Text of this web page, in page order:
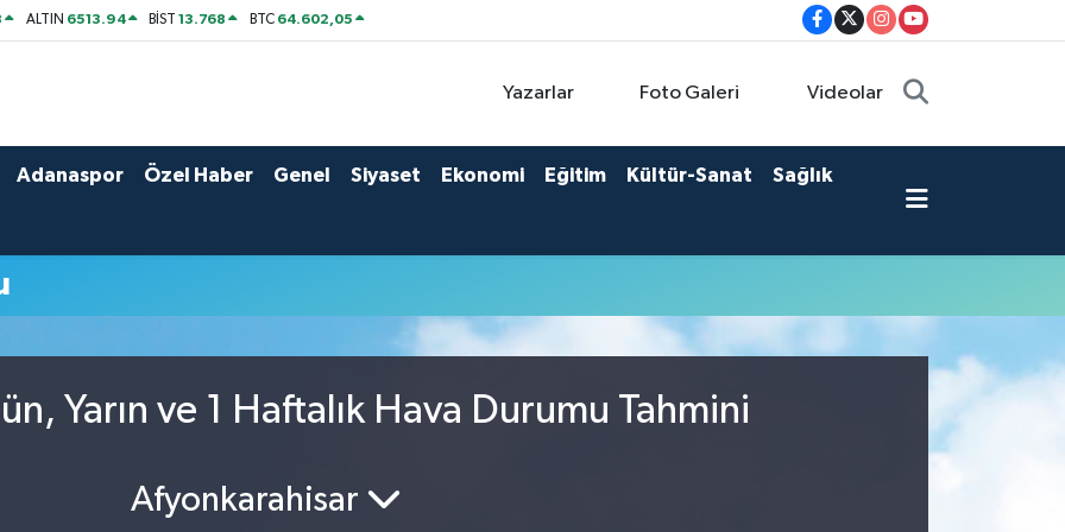
ALTIN 6513.94 BİST13.768 BTC 64.602,05
Yazarlar Foto Galeri Videolar
Adanaspor Özel Haber Genel Siyaset Ekonomi Eğitim Kültür-Sanat Sağlık
Yarın ve 1 Haftalık Hava Durumu Tahmini
Afyonkarahisar